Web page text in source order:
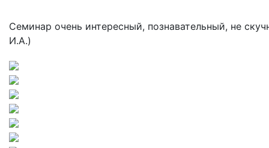
Семинар очень интересный, познавательный, не
И.А.)